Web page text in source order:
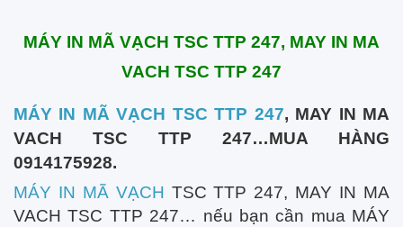
MÁY IN MÃ VẠCH TSC TTP 247, MAY IN MA
VACH TSC TTP 247
MÁY IN MÃ VẠCH TSC TTP 247, MAY IN MA
VACH TSC TTP 247…MUA HÀNG
0914175928.
MÁY IN MÃ VẠCH TSC TTP 247, MAY IN MA
VACH TSC TTP 247… nếu bạn cần mua MÁY